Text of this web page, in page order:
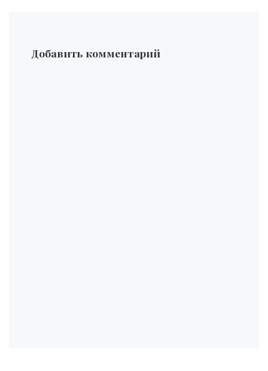
Добавить комментарий